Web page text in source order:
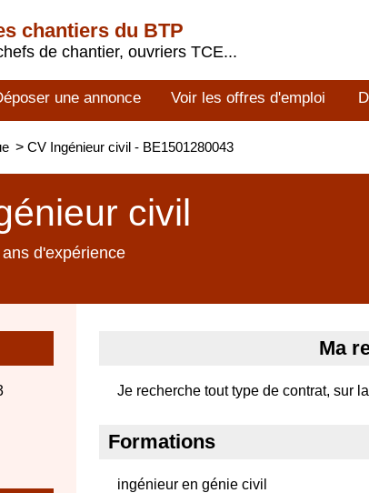
chantiers du BTP
de chantier, ouvriers TCE...
une annonce Voir les offres d'emploi
> CV Ingénieur civil - BE1501280043
civil
d'expérience
Ma
Je recherche tout type de contrat, sur
Formations
ingénieur en génie civil